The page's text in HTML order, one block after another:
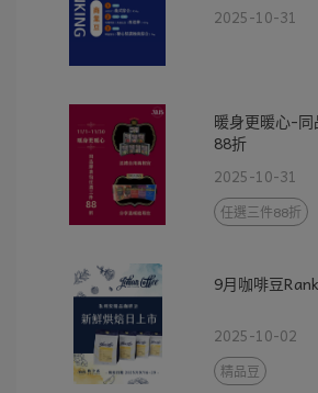
2025-10-31
暖身更暖心-
88折
2025-10-31
任選三件88折
9月咖啡豆
2025-10-02
精品豆